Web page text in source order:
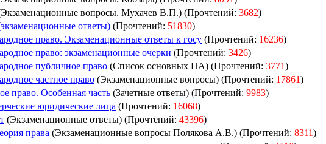
вопросы. Мухачев В.П.) (Прочтений: 3682)
ответы) (Прочтений: 51830)
право. Экзаменационные ответы к госу (Прочтений: 16236)
право: экзаменационные очерки (Прочтений: 3426)
публичное право (Список основных НА) (Прочтений: 3771)
частное право (Экзаменационные вопросы) (Прочтений: 17861)
право. Особенная часть (Зачетные ответы) (Прочтений: 9983)
юридические лица (Прочтений: 16068)
(Экзаменационные ответы) (Прочтений: 43396)
права (Экзаменационные вопросы Полякова А.В.) (Прочтений: 8311)